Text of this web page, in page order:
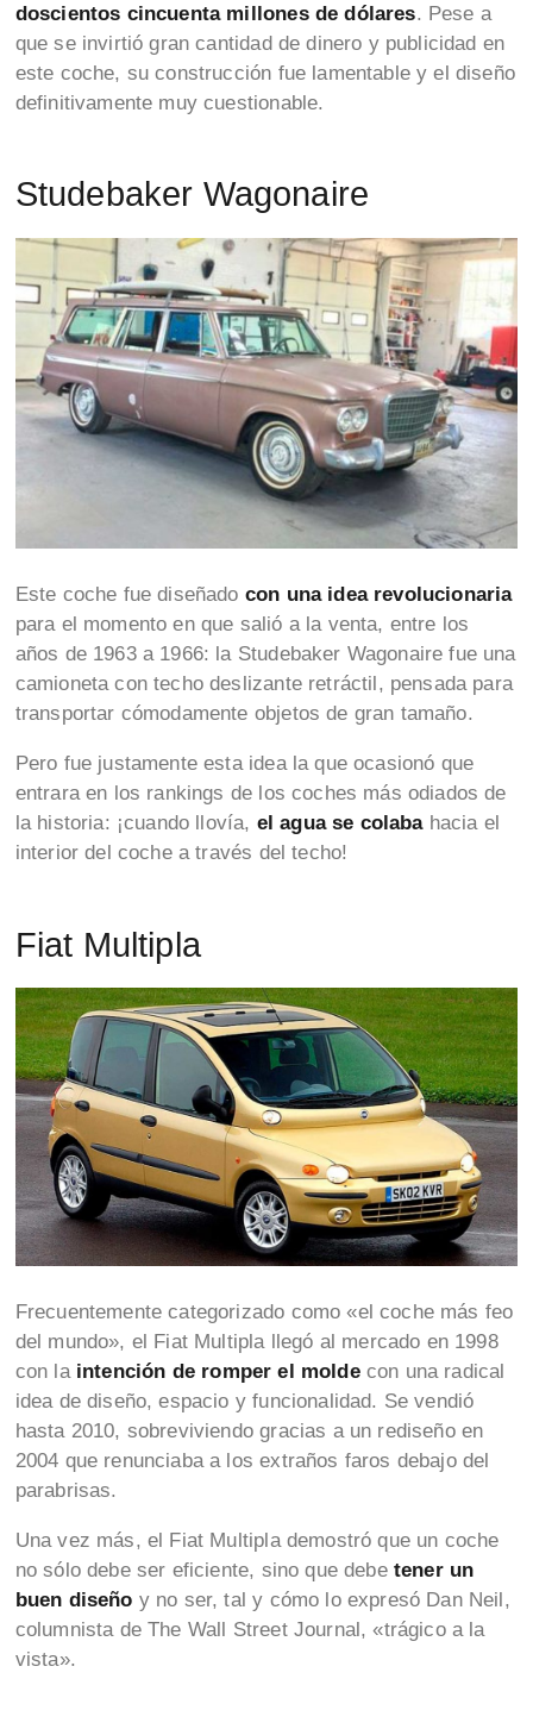
doscientos cincuenta millones de dólares. Pese a
que se invirtió gran cantidad de dinero y publicidad en
este coche, su construcción fue lamentable y el diseño
definitivamente muy cuestionable.
Studebaker Wagonaire
Este coche fue diseñado con una idea revolucionaria
para el momento en que salió a la venta, entre los
años de 1963 a 1966: la Studebaker Wagonaire fue una
camioneta con techo deslizante retráctil, pensada para
transportar cómodamente objetos de gran tamaño.
Pero fue justamente esta idea la que ocasionó que
entrara en los rankings de los coches más odiados de
la historia: ¡cuando llovía, el agua se colabahacia el
interior del coche a través del techo!
Fiat Multipla
Frecuentemente categorizado como «el coche más feo
del mundo», el Fiat Multipla llegó al mercado en 1998
con la intención de romper el moldecon una radical
idea de diseño, espacio y funcionalidad. Se vendió
hasta 2010, sobreviviendo gracias a un rediseño en
2004 que renunciaba a los extraños faros debajo del
parabrisas.
Una vez más, el Fiat Multipla demostró que un coche
no sólo debe ser eficiente, sino que debetener un
buen diseño y no ser, tal y cómo lo expresó Dan Neil,
columnista de The Wall Street Journal, «trágico a la
vista».